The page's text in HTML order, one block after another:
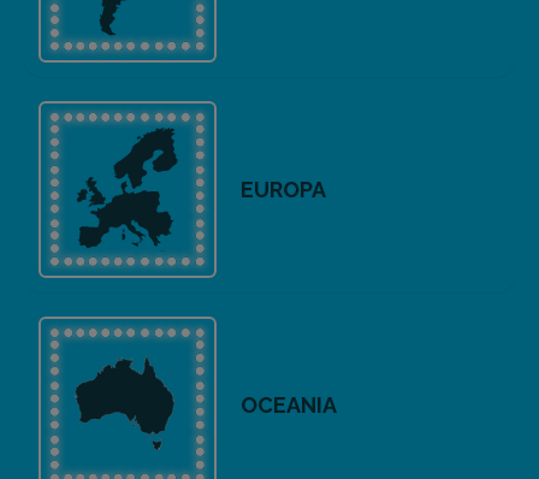
EUROPA
OCEANIA